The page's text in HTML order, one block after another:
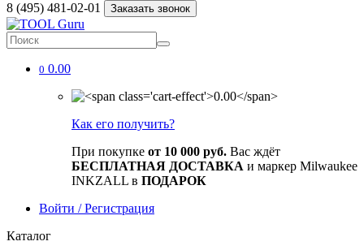
8 (495) 481-02-01 Заказать звонок
0 0.00
Как его получить?
При покупке от 10 000 руб. Вас ждёт
БЕСПЛАТНАЯ ДОСТАВКА и маркер Milwaukee
INKZALL в ПОДАРОК
Войти / Регистрация
Каталог